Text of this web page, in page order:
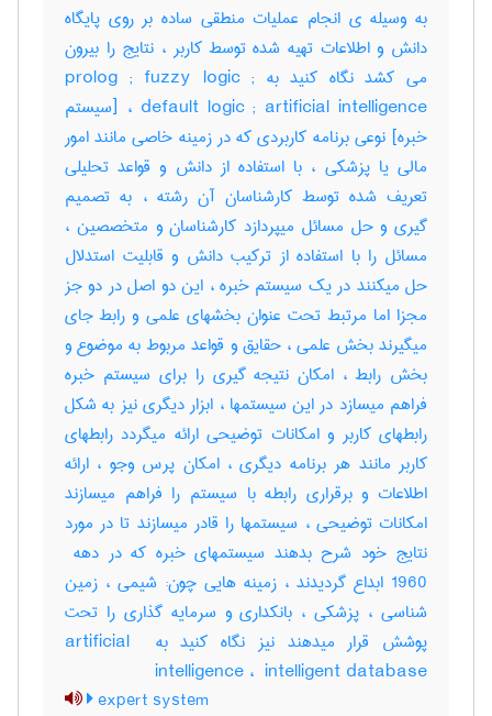
به وسیله ی انجام عملیات منطقی ساده بر روی پایگاه
دانش و اطلاعات تهیه شده توسط کاربر ، نتایج را بیرون
می کشد نگاه کنید به prolog ; fuzzy logic ;
default logic ; artificial intelligence ، [سیستم
خبره] نوعی برنامه کاربردی که در زمینه خاصی مانند امور
مالی یا پزشکی ، با استفاده از دانش و قواعد تحلیلی
تعریف شده توسط کارشناسان آن رشته ، به تصمیم
گیری و حل مسائل میپردازد کارشناسان و متخصصین ،
مسائل را با استفاده از ترکیب دانش و قابلیت استدلال
حل میکنند در یک سیستم خبره ، این دو اصل در دو جز
مجزا اما مرتبط تحت عنوان بخشهای علمی و رابط جای
میگیرند بخش علمی ، حقایق و قواعد مربوط به موضوع و
بخش رابط ، امکان نتیجه گیری را برای سیستم خبره
فراهم میسازد در این سیستمها ، ابزار دیگری نیز به شکل
رابطهای کاربر و امکانات توضیحی ارائه میگردد رابطهای
کاربر مانند هر برنامه دیگری ، امکان پرس وجو ، ارائه
اطلاعات و برقراری رابطه با سیستم را فراهم میسازند
امکانات توضیحی ، سیستمها را قادر میسازند تا در مورد
1960 ابداع گردیدند ، زمینه هایی چون: شیمی ، زمین
شناسی ، پزشکی ، بانکداری و سرمایه گذاری را تحت
پوشش قرار میدهند نیز نگاه کنید به ‎artificial ‎
intelligence ، ‎ intelligent database
expert system